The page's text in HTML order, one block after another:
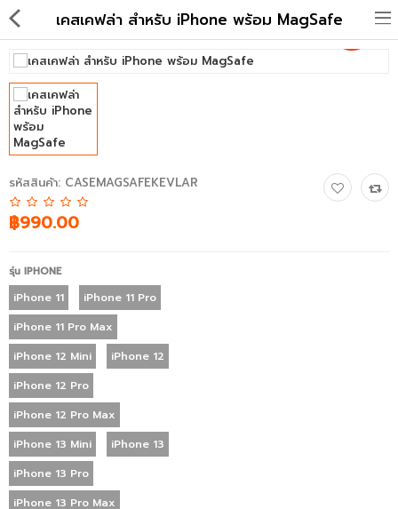
เคสเคฟล่า สำหรับ iPhone พร้อม MagSafe
รหัสสินค้า: CASEMAGSAFEKEVLAR
฿990.00
รุ่น IPHONE
iPhone 11
iPhone 11 Pro
iPhone 11 Pro Max
iPhone 12 Mini
iPhone 12
iPhone 12 Pro
iPhone 12 Pro Max
iPhone 13 Mini
iPhone 13
iPhone 13 Pro
iPhone 13 Pro Max
แอปเปิ้ล
อุปกรณ์เสริม MagSafe
เคส iPhone
ฟิล์มหน้าจอ & เลนส์กล้อง
เคส Apple Watch
เคส Airpods
เคส Macbook
อุปกรณ์เสริม
คีย์บอร์ด & เม้าส์